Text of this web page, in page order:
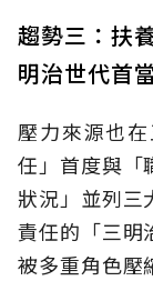
趨勢三：扶
明治世代首
壓力來源也
任」首度與「
狀況」並列三
責任的「三明
被多重角色壓